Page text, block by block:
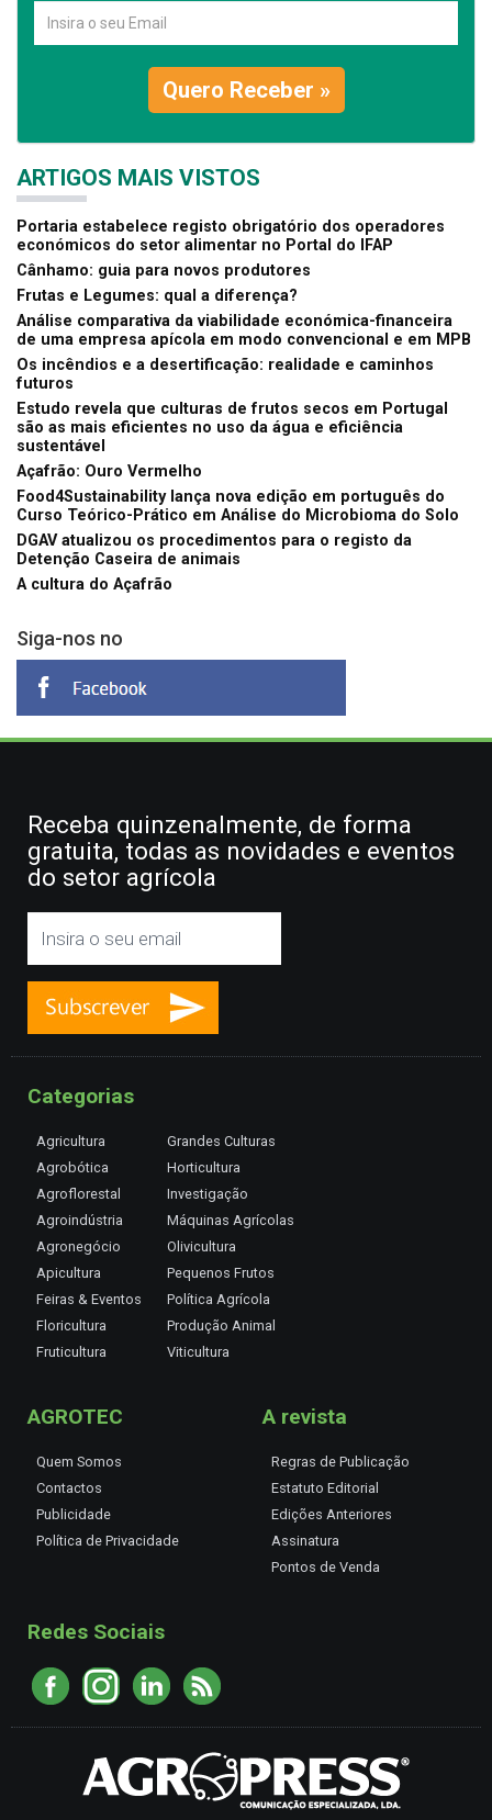
Quero Receber »
ARTIGOS MAIS VISTOS
Portaria estabelece registo obrigatório dos operadores
económicos do setor alimentar no Portal do IFAP
Cânhamo: guia para novos produtores
Frutas e Legumes: qual a diferença?
Análise comparativa da viabilidade económica-financeira
de uma empresa apícola em modo convencional e em MPB
Os incêndios e a desertificação: realidade e caminhos
futuros
Estudo revela que culturas de frutos secos em Portugal
são as mais eficientes no uso da água e eficiência
sustentável
Açafrão: Ouro Vermelho
Food4Sustainability lança nova edição em português do
Curso Teórico-Prático em Análise do Microbioma do Solo
DGAV atualizou os procedimentos para o registo da
Detenção Caseira de animais
A cultura do Açafrão
Siga-nos no
Receba quinzenalmente, de forma
gratuita, todas as novidades e eventos
do setor agrícola
Categorias
Agricultura
Agrobótica
Agroflorestal
Agroindústria
Agronegócio
Apicultura
Feiras & Eventos
Floricultura
Fruticultura
Grandes Culturas
Horticultura
Investigação
Máquinas Agrícolas
Olivicultura
Pequenos Frutos
Política Agrícola
Produção Animal
Viticultura
AGROTEC
Quem Somos
Contactos
Publicidade
Política de Privacidade
A revista
Regras de Publicação
Estatuto Editorial
Edições Anteriores
Assinatura
Pontos de Venda
Redes Sociais